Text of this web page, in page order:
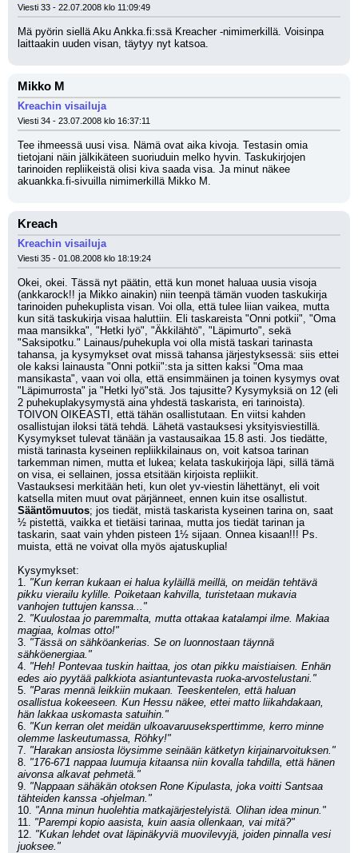
Viesti 33 - 22.07.2008 klo 11:09:49
Mä pyörin siellä Aku Ankka.fi:ssä Kreacher -nimimerkillä. Voisinpa
laittaakin uuden visan, täytyy nyt katsoa.
Mikko M
Kreachin visailuja
Viesti 34 - 23.07.2008 klo 16:37:11
Tee ihmeessä uusi visa. Nämä ovat aika kivoja. Testasin omia
tietojani näin jälkikäteen suoriuduin melko hyvin. Taskukirjojen
tarinoiden repliikeistä olisi kiva saada visa. Ja minut näkee
akuankka.fi-sivuilla nimimerkillä Mikko M.
Kreach
Kreachin visailuja
Viesti 35 - 01.08.2008 klo 18:19:24
Okei, okei. Tässä nyt päätin, että kun monet haluaa uusia visoja
(ankkarock!! ja Mikko ainakin) niin teenpä tämän vuoden taskukirja
tarinoiden puhekuplista visan. Voi olla, että tulee liian vaikea, mutta
kun sitä taskukirja visaa haluttiin. Eli taskareista "Onni potkii", "Oma
maa mansikka", "Hetki lyö", "Äkkilähtö", "Läpimurto", sekä
"Saksipotku." Lainaus/puhekupla voi olla mistä taskari tarinasta
tahansa, ja kysymykset ovat missä tahansa järjestyksessä: siis ettei
ole kaksi lainausta "Onni potkii":sta ja sitten kaksi "Oma maa
mansikasta", vaan voi olla, että ensimmäinen ja toinen kysymys ovat
"Läpimurrosta" ja "Hetki lyö"stä. Jos tajusitte? Kysymyksiä on 12 (eli
2 puhekuplakysymystä aina yhdestä taskarista, eri tarinoista).
TOIVON OIKEASTI, että tähän osallistutaan. En viitsi kahden
osallistujan iloksi tätä tehdä. Lähetä vastauksesi yksityisviestillä.
Kysymykset tulevat tänään ja vastausaikaa 15.8 asti. Jos tiedätte,
mistä tarinasta kyseinen repliikkilainaus on, voit katsoa tarinan
tarkemman nimen, mutta et lukea; kelata taskukirjoja läpi, sillä tämä
on visa, ei sellainen, jossa etsitään kirjoista repliikit.
Vastauksesi merkitään heti, kun olet yv-viestin lähettänyt, eli voit
Sääntömuutos; jos tiedät, mistä taskarista kyseinen tarina on, saat
½ pistettä, vaikka et tietäisi tarinaa, mutta jos tiedät tarinan ja
taskarin, saat vain yhden pisteen 1½ sijaan. Onnea kisaan!!! Ps.
muista, että ne voivat olla myös ajatuskuplia!
Kysymykset:
1. "Kun kerran kukaan ei halua kyläillä meillä, on meidän tehtävä
pikku vierailu kylille. Poiketaan kahvilla, turistetaan mukavia
vanhojen tuttujen kanssa..."
2. "Kuulostaa jo paremmalta, mutta ottakaa katalampi ilme. Makiaa
magiaa, kolmas otto!"
3. "Tässä on sähköankerias. Se on luonnostaan täynnä
sähköenergiaa."
4. "Heh! Pontevaa tuskin haittaa, jos otan pikku maistiaisen. Enhän
edes aio pyytää palkkiota asiantuntevasta ruoka-arvostelustani."
5. "Paras mennä leikkiin mukaan. Teeskentelen, että haluan
osallistua kokeeseen. Kun Hessu näkee, ettei matto liikahdakaan,
hän lakkaa uskomasta satuihin."
6. "Kun kerran olet meidän ulkoavaruuseksperttimme, kerro minne
olemme laskeutumassa, Röhky!"
7. "Harakan ansiosta löysimme seinään kätketyn kirjainarvoituksen."
8. "176-671 nappaa luumuja kitaansa niin kovalla tahdilla, että hänen
aivonsa alkavat pehmetä."
9. "Nappaan sähäkän otoksen Rone Kipulasta, joka voitti Santsaa
tähteiden kanssa -ohjelman."
10. "Anna minun huolehtia matkajärjestelyistä. Olihan idea minun."
11. "Parempi kopio aasista, kuin aasia ollenkaan, vai mitä?"
12. "Kukan lehdet ovat läpinäkyviä muovilevyjä, joiden pinnalla vesi
juoksee."